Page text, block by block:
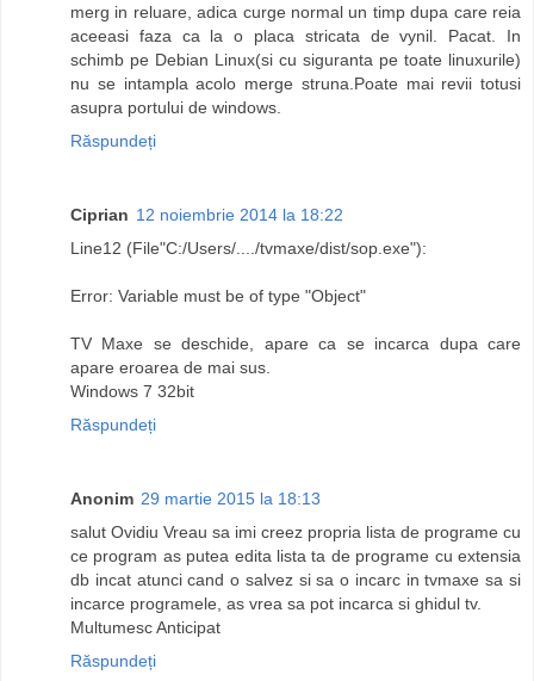
merg in reluare, adica curge normal un timp dupa care reia
aceeasi faza ca la o placa stricata de vynil. Pacat. In
schimb pe Debian Linux(si cu siguranta pe toate linuxurile)
nu se intampla acolo merge struna.Poate mai revii totusi
asupra portului de windows.
Răspundeți
Ciprian 12 noiembrie 2014 la 18:22
Line12 (File"C:/Users/..../tvmaxe/dist/sop.exe"):
Error: Variable must be of type "Object"
TV Maxe se deschide, apare ca se incarca dupa care
apare eroarea de mai sus.
Windows 7 32bit
Răspundeți
Anonim 29 martie 2015 la 18:13
salut Ovidiu Vreau sa imi creez propria lista de programe cu
ce program as putea edita lista ta de programe cu extensia
db incat atunci cand o salvez si sa o incarc in tvmaxe sa si
incarce programele, as vrea sa pot incarca si ghidul tv.
Multumesc Anticipat
Răspundeți